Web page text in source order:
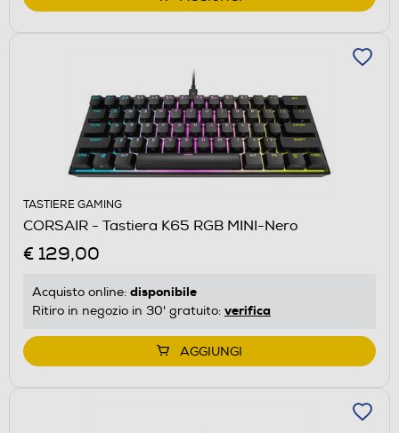
TASTIERE GAMING
CORSAIR - Tastiera K65 RGB MINI-Nero
€ 129,00
Acquisto online: disponibile
Ritiro in negozio in 30' gratuito: verifica
AGGIUNGI